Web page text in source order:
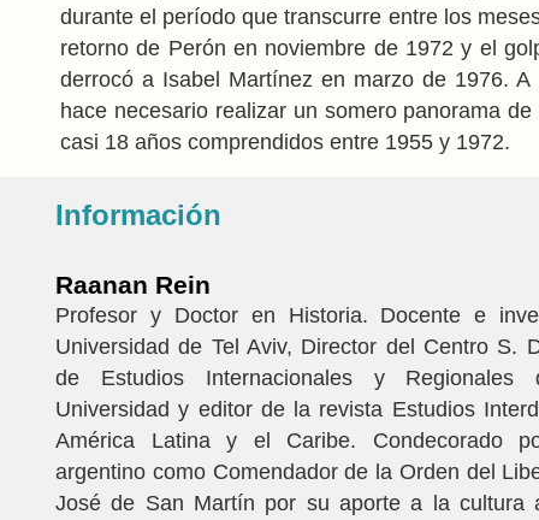
durante el período que transcurre entre los
retorno de Perón en noviembre de 1972 y el
derrocó a Isabel Martínez en marzo de 1976.
hace necesario realizar un somero panorama
casi 18 años comprendidos entre 1955 y 1972.
Información
Raanan Rein
Profesor y Doctor en Historia. Docente e
Universidad de Tel Aviv, Director del Centro S.
de Estudios Internacionales y
Universidad y editor de la revista Estudios
América Latina y el Caribe. Condecorado
argentino como Comendador de la Orden del
José de San Martín por su aporte a la cultura